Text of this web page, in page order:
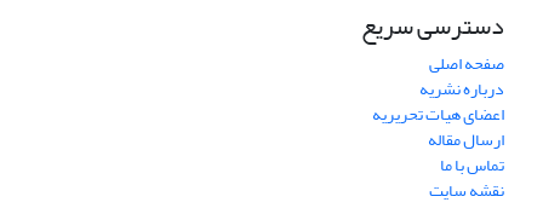
دسترسی سریع
صفحه اصلی
درباره نشریه
اعضای هیات تحریریه
ارسال مقاله
تماس با ما
نقشه سایت